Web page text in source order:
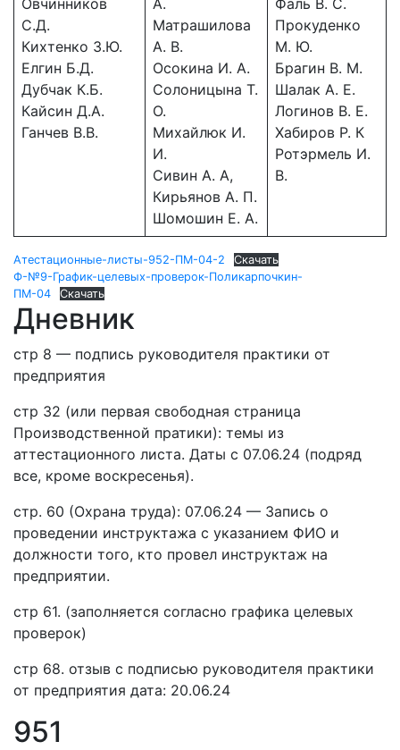
Овчинников
С.Д.
Кихтенко З.Ю.
Елгин Б.Д.
Дубчак К.Б.
Кайсин Д.А.
Ганчев В.В.
А.
Матрашилова
А. В.
Осокина И. А.
Солоницына Т.
О.
Михайлюк И.
И.
Сивин А. А,
Кирьянов А. П.
Шомошин Е. А.
Фаль В. С.
Прокуденко
М. Ю.
Брагин В. М.
Шалак А. Е.
Логинов В. Е.
Хабиров Р. К
Ротэрмель И.
В.
Атестационные-листы-952-ПМ-04-2
Скачать
Ф-№9-График-целевых-проверок-Поликарпочкин-
ПМ-04
Скачать
Дневник
стр 8 — подпись руководителя практики от
предприятия
стр 32 (или первая свободная страница
Производственной пратики): темы из
аттестационного листа. Даты с 07.06.24 (подряд
все, кроме воскресенья).
стр. 60 (Охрана труда): 07.06.24 — Запись о
проведении инструктажа с указанием ФИО и
должности того, кто провел инструктаж на
предприятии.
стр 61. (заполняется согласно графика целевых
проверок)
стр 68. отзыв с подписью руководителя практики
от предприятия дата: 20.06.24
951